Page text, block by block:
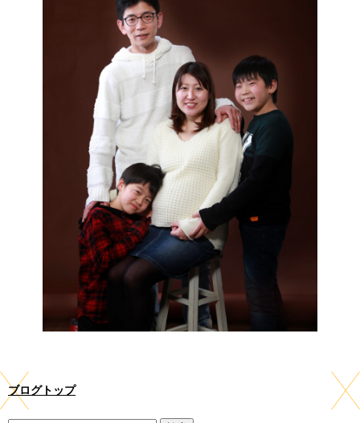
ブログトップ